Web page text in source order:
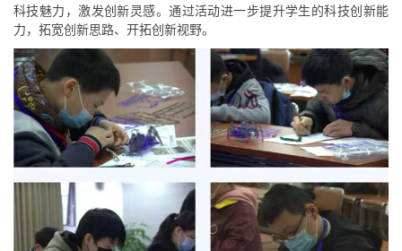
科技魅力，激发创新灵感。通过活动进一步提升学生的科技创新能
力，拓宽创新思路、开拓创新视野。